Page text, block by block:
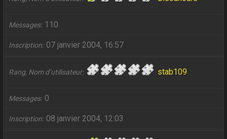
Messages 110
Inscription 07 janvier 2004, 16:57
Rang, Nom d’utilisateur stab109
Messages 0
Inscription 08 janvier 2004, 12:03